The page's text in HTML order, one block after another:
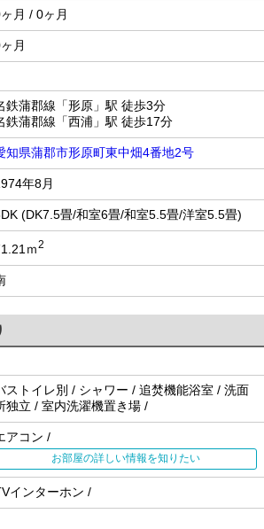
月 / 0ヶ月
月
鉄蒲郡線「形原」駅 徒歩3分
鉄蒲郡線「西浦」駅 徒歩17分
知県蒲郡市形原町東中畑4番地2号
年8月
(DK7.5畳/和室6畳/和室5.5畳/洋室5.5畳)
ｍ2
ストイレ別 / シャワー / 追焚機能浴室 / 洗面
独立 / 室内洗濯機置き場 /
アコン /
お部屋の詳しい情報を知りたい
インターホン /